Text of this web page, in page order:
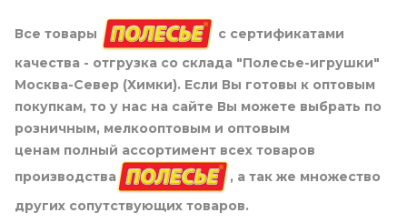
Все товары
с сертификатами
качества - отгрузка со склада "Полесье-игрушки"
Москва-Север (Химки). Если Вы готовы к оптовым
покупкам, то у нас на сайте Вы можете выбрать по
розничным, мелкооптовым и оптовым
ценам полный ассортимент всех товаров
производства
, а так же множество
других сопутствующих товаров.